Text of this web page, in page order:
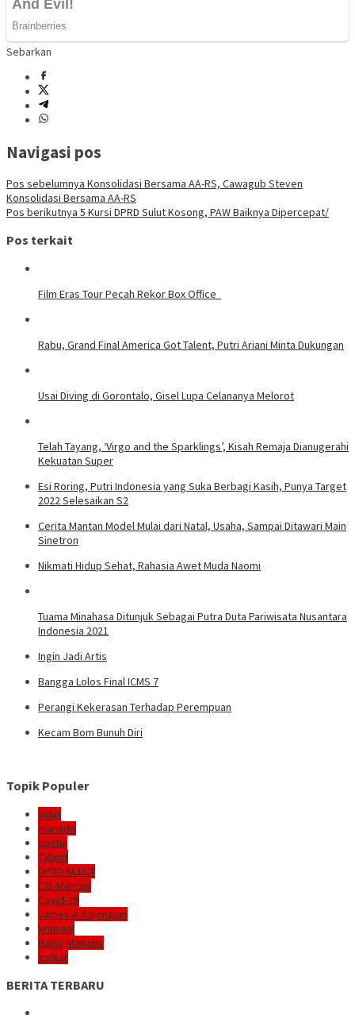
Sebarkan
Navigasi pos
Pos sebelumnya Konsolidasi Bersama AA-RS, Cawagub Steven
Konsolidasi Bersama AA-RS
Pos berikutnya 5 Kursi DPRD Sulut Kosong, PAW Baiknya Dipercepat/
Pos terkait
Film Eras Tour Pecah Rekor Box Office
Rabu, Grand Final America Got Talent, Putri Ariani Minta Dukungan
Usai Diving di Gorontalo, Gisel Lupa Celananya Melorot
Telah Tayang, ‘Virgo and the Sparklings’, Kisah Remaja Dianugerahi
Kekuatan Super
Esi Roring, Putri Indonesia yang Suka Berbagi Kasih, Punya Target
2022 Selesaikan S2
Cerita Mantan Model Mulai dari Natal, Usaha, Sampai Ditawari Main
Sinetron
Nikmati Hidup Sehat, Rahasia Awet Muda Naomi
Tuama Minahasa Ditunjuk Sebagai Putra Duta Pariwisata Nusantara
Indonesia 2021
Ingin Jadi Artis
Bangga Lolos Final ICMS 7
Perangi Kekerasan Terhadap Perempuan
Kecam Bom Bunuh Diri
Topik Populer
sulut
manado
politik
Talaud
DPRD SULUT
E2L-Mantap
Covid-19
James A Kojongian
kriminal
Banjir Manado
golkar
BERITA TERBARU